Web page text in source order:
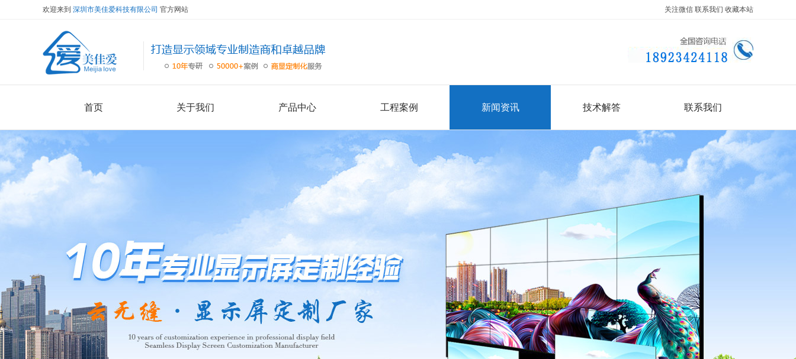
欢迎来到 深圳市美佳爱科技有限公司 官方网站 关注微信 联系我们 收藏本站
首页 关于我们 产品中心 工程案例 新闻资讯 技术解答 联系我们